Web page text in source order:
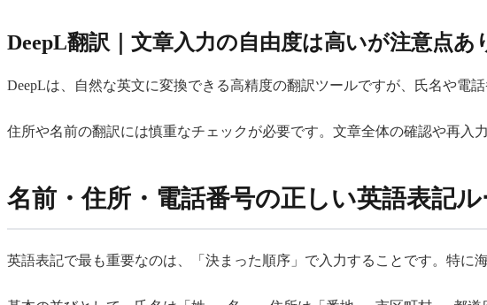
DeepL翻訳｜文章入力の自由度は高いが注意点あ
DeepLは、自然な英文に変換できる高精度の翻訳ツールですが、氏名や電
住所や名前の翻訳には慎重なチェックが必要です。文章全体の確認や再入
名前・住所・電話番号の正しい英語表記
英語表記で最も重要なのは、「決まった順序」で入力することです。特に